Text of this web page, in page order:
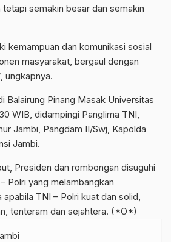
semakin besar dan semakin
kemampuan dan komunikasi sosial
masyarakat, bergaul dengan
ungkapnya.
Balairung Pinang Masak Universitas
WIB, didampingi Panglima TNI,
Jambi, Pangdam II/Swj, Kapolda
Jambi.
Presiden dan rombongan disuguhi
Polri yang melambangkan
TNI – Polri kuat dan solid,
tenteram dan sejahtera. (*O*)